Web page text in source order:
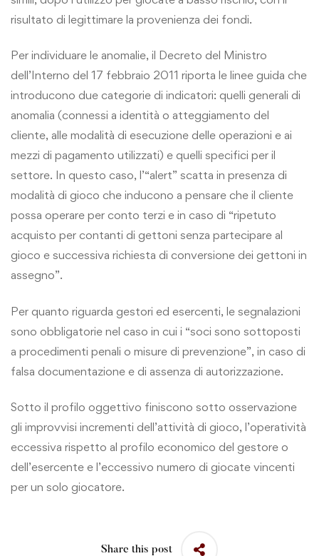
risultato di legittimare la provenienza dei fondi.
Per individuare le anomalie, il Decreto del Ministro
dell’Interno del 17 febbraio 2011 riporta le linee guida che
introducono due categorie di indicatori: quelli generali di
anomalia (connessi a identità o atteggiamento del
cliente, alle modalità di esecuzione delle operazioni e ai
mezzi di pagamento utilizzati) e quelli specifici per il
settore. In questo caso, l’“alert” scatta in presenza di
modalità di gioco che inducono a pensare che il cliente
possa operare per conto terzi e in caso di “ripetuto
acquisto per contanti di gettoni senza partecipare al
gioco e successiva richiesta di conversione dei gettoni in
assegno”.
Per quanto riguarda gestori ed esercenti, le segnalazioni
sono obbligatorie nel caso in cui i “soci sono sottoposti
a procedimenti penali o misure di prevenzione”, in caso di
falsa documentazione e di assenza di autorizzazione.
Sotto il profilo oggettivo finiscono sotto osservazione
gli improvvisi incrementi dell’attività di gioco, l’operatività
eccessiva rispetto al profilo economico del gestore o
dell’esercente e l’eccessivo numero di giocate vincenti
per un solo giocatore.
Share this post